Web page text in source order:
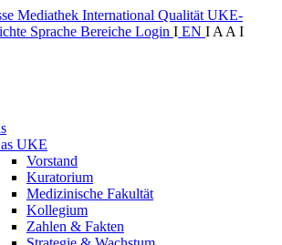
Mediathek International Qualität UKE-
Sprache Bereiche Login I EN I A A I
UKE
Vorstand
Kuratorium
Medizinische Fakultät
Kollegium
Zahlen & Fakten